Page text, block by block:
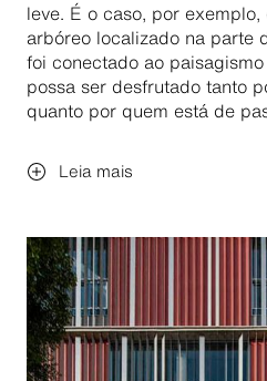
leve. É o caso, por
arbóreo localizado na parte
foi conectado ao
possa ser desfrutado tanto
quanto por quem está de
Leia mais